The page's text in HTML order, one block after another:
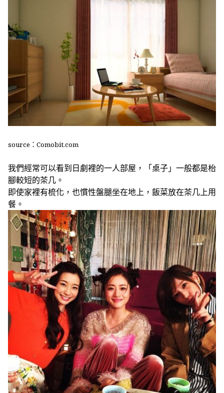
source： Comobit.com
我們經常可以看到日劇裡的一人部屋，「桌子」一般都是枱
腳較短的茶几。
即使家裡有梳化，也慣性盤腿坐在地上，飯菜放在茶几上用
餐。